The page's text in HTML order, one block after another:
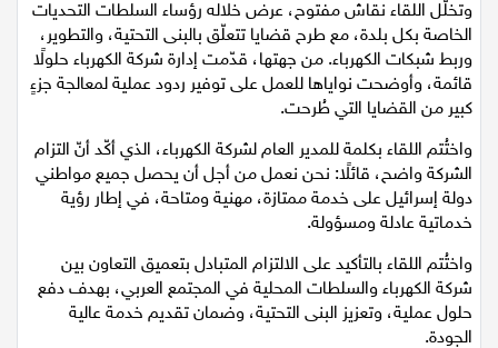
مقالات
مطبخ
صحة وطب
مجلة الحمرا
جمال وازياء
تكنولوجيا
فن
وتخلّل اللقاء نقاش مفتوح، عرض خلاله رؤساء السلطات التحديات
الخاصة بكل بلدة، مع طرح قضايا تتعلّق بالبنى التحتية، والتطوير،
وربط شبكات الكهرباء. من جهتها، قدّمت إدارة شركة الكهرباء حلولًا
قائمة، وأوضحت نواياها للعمل على توفير ردود عملية لمعالجة جزءٍ
واختُتم اللقاء بكلمة للمدير العام لشركة الكهرباء، الذي أكّد أنّ التزام
الشركة واضح، قائلًا: نحن نعمل من أجل أن يحصل جميع مواطني
دولة إسرائيل على خدمة ممتازة، مهنية ومتاحة، في إطار رؤية
واختُتم اللقاء بالتأكيد على الالتزام المتبادل بتعميق التعاون بين
شركة الكهرباء والسلطات المحلية في المجتمع العربي، بهدف دفع
حلول عملية، وتعزيز البنى التحتية، وضمان تقديم خدمة عالية